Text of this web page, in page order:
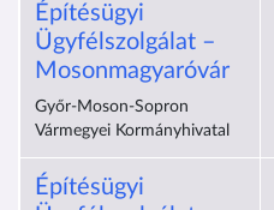
Építésügyi
Ügyfélszolgálat –
Mosonmagyaróvár
Győr-Moson-Sopron
Vármegyei Kormányhivatal
Építésügyi